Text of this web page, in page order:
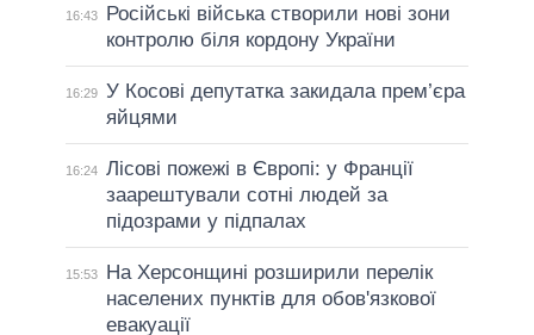
16:43
Російські війська створили нові зони
контролю біля кордону України
16:29 У Косові депутатка закидала прем’єра
яйцями
16:24 Лісові пожежі в Європі: у Франції
заарештували сотні людей за
підозрами у підпалах
15:53
На Херсонщині розширили перелік
населених пунктів для обов'язкової
евакуації